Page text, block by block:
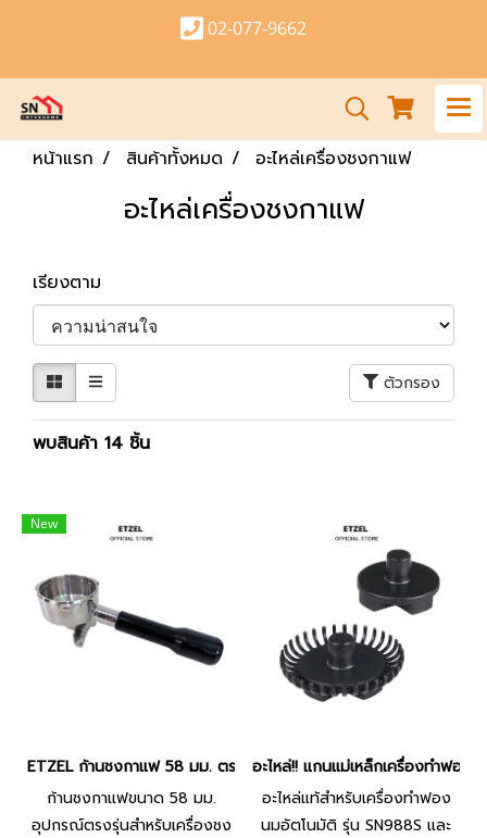
02-077-9662
หน้าแรก สินค้าทั้งหมด อะไหล่เครื่องชงกาแฟ
อะไหล่เครื่องชงกาแฟ
เรียงตาม
ตัวกรอง
พบสินค้า 14 ชิ้น
New
ETZEL ก้านชงกาแฟ 58 มม. ตรงรุ่น SN6570 / SN6505G แบบใหม่
ก้านชงกาแฟขนาด 58 มม.
อุปกรณ์ตรงรุ่นสำหรับเครื่องชง
อะไหล่!! แกนแม่เหล็กเครื่องทำฟอ
อะไหล่แท้สำหรับเครื่องทำฟอง
นมอัตโนมัติ รุ่น SN988S และ